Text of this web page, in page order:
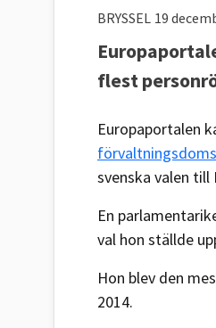
BRYSSEL 19
flest
Europaportalen
svenska valen till
En
val hon ställde
Hon blev den
2014.